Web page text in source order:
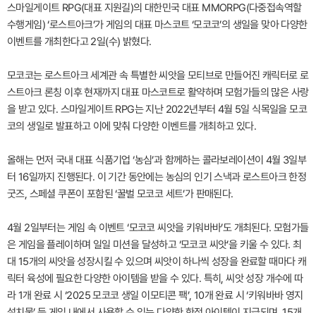
스마일게이트 RPG(대표 지원길)의 대한민국 대표 MMORPG(다중접속역할
수행게임) ‘로스트아크’가 게임의 대표 마스코트 ‘모코코’의 생일을 맞아 다양한
이벤트를 개최한다고 2일(수) 밝혔다.
모코코는 로스트아크 세계관 속 특별한 씨앗을 모티브로 만들어진 캐릭터로 로
스트아크 론칭 이후 현재까지 대표 마스코트로 활약하며 모험가들의 많은 사랑
을 받고 있다. 스마일게이트 RPG는 지난 2022년부터 4월 5일 식목일을 모코
코의 생일로 발표하고 이에 맞춰 다양한 이벤트를 개최하고 있다.
올해는 먼저 국내 대표 식품기업 ‘농심’과 함께하는 콜라보레이션이 4월 3일부
터 16일까지 진행된다. 이 기간 동안에는 농심의 인기 스낵과 로스트아크 한정
굿즈, 스페셜 쿠폰이 포함된 ‘꿀벌 모코코 세트’가 판매된다.
4월 2일부터는 게임 속 이벤트 ‘모코코 씨앗을 키워바바’도 개최된다. 모험가들
은 게임을 플레이하며 일일 미션을 달성하고 ‘모코코 씨앗’을 키울 수 있다. 최
대 15개의 씨앗을 성장시킬 수 있으며 씨앗이 하나씩 성장을 완료할 때마다 캐
릭터 육성에 필요한 다양한 아이템을 받을 수 있다. 특히, 씨앗 성장 개수에 따
라 1개 완료 시 ‘2025 모코코 생일 이모티콘 팩’, 10개 완료 시 ‘키워바바 영지